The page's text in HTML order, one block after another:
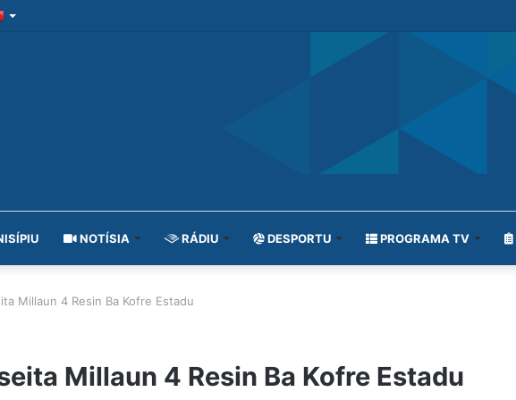
NOTÍSIA RÁDIU DESPORTU PROGRAMA TV
Millaun 4 Resin Ba Kofre Estadu
Millaun 4 Resin Ba Kofre Estadu